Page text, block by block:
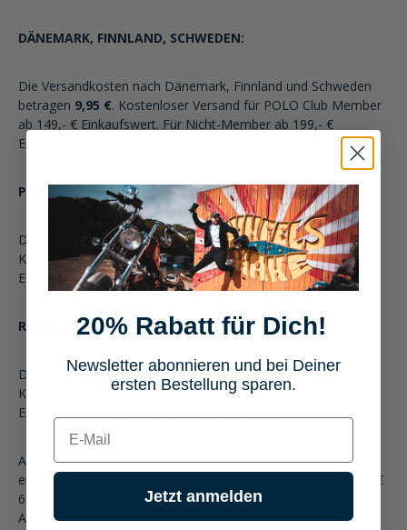
DÄNEMARK, FINNLAND, SCHWEDEN:
Die Versandkosten nach Dänemark, Finnland und Schweden
betragen 9,95 €. Kostenloser Versand für POLO Club Member
ab 149,- € Einkaufswert. Für Nicht-Member ab 199,- €
Einkaufswert.
PORTUGAL:
Die Versandkosten nach Portugal betragen 14,95 €.
Kostenloser Versand für POLO Club Member ab 149,- €
Einkaufswert. Für Nicht-Member ab 199,- € Einkaufswert.
RUMÄNIEN:
Die Versandkosten nach Rumänien betragen14,95 €.
Kostenloser Versand für POLO Club Member ab 149,- €
Einkaufswert. Für Nicht-Member ab 199,- € Einkaufswert.
Aufgrund des Gewichtes und der Abmessungen gelten für
einige wenige Artikel abweichende Versandkosten von bis zu €
69 innerhalb Deutschlands. Alle Versandkosten sind Kosten je
Auftrag.
20% Rabatt für Dich!
Newsletter abonnieren und bei Deiner
ersten Bestellung sparen.
E-mail
Jetzt anmelden